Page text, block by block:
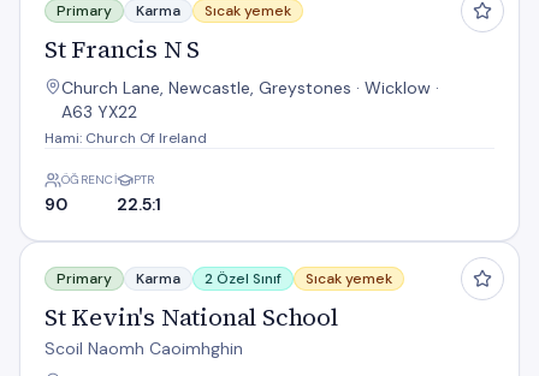
Primary Karma Sıcak yemek
St Francis N S
Church Lane, Newcastle, Greystones · Wicklow ·
A63 YX22
Hami: Church Of Ireland
ÖĞRENCI
90
PTR
22.5:1
St Kevin's National School
Primary Karma 2 Özel Sınıf Sıcak yemek
St Kevin's National School
Scoil Naomh Caoimhghin